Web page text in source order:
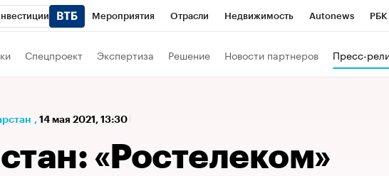
Мероприятия Отрасли Недвижимость Autonews
Экономика
Спецпроект Экспертиза Решение Новости партнеров Пресс-
, 14 мая 2021, 13:30
«Ростелеком»